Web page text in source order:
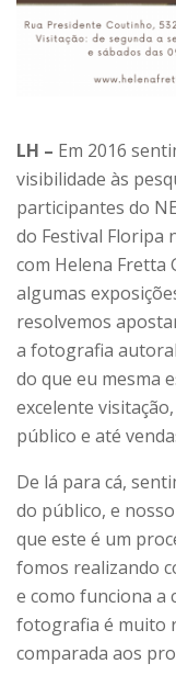
LH – Em 2016
visibilidade às
participantes do
do Festival Floripa
com Helena Fretta
algumas
resolvemos
a fotografia
do que eu mesma
excelente
público e até
De lá para cá,
do público, e
que este é um
fomos realizando
e como funciona a
fotografia é muito
comparada aos